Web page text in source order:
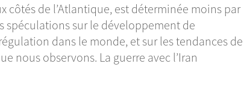
côtés de l’Atlantique, est déterminée moins par
spéculations sur le développement de
dans le monde, et sur les tendances de
nous observons. La guerre avec l’Iran